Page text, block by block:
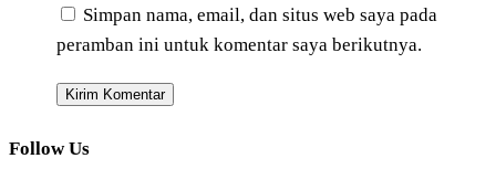
Simpan nama, email, dan situs web saya pada
peramban ini untuk komentar saya berikutnya.
Follow Us